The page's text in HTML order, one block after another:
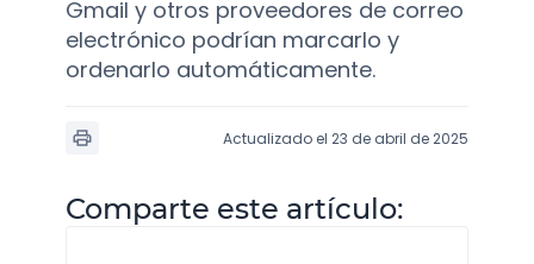
Gmail y otros proveedores de correo
electrónico podrían marcarlo y
ordenarlo automáticamente.
Actualizado el 23 de abril de 2025
Comparte este artículo: